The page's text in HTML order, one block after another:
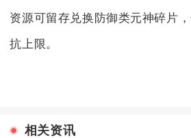
资源可留存兑换防御类元神碎片
抗上限。
相关资讯